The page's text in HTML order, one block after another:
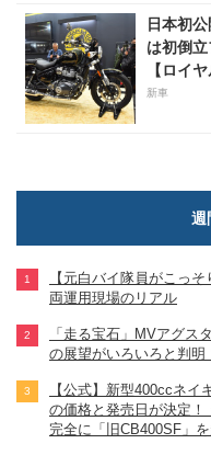
日本初
は初倒
【ロイ
［東京モ
新車
週
【元白バイ隊員がこっ
両運用現場のリアル
「走る宝石」MVアグ
の展望がいろいろと判明
【公式】新型400ccネイ
の価格と発売日が決定
完全に「旧CB400SF」